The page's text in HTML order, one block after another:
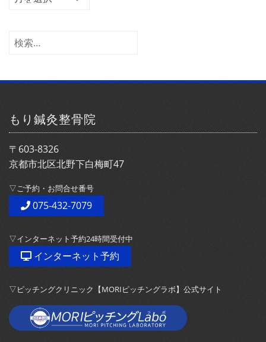
イ
検
もり鍼灸整骨院
〒603-8326
京都市北区北野下白梅町47
▽ご予約・お問合せ番号
075-432-7079
▽インターネット予約24時間受付中
インターネット予約
▽ピッチングクリニック【MORIピッチングラボ】公式サイト